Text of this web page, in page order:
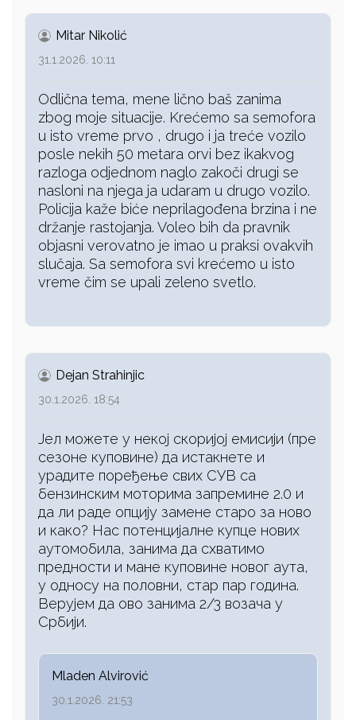
Mitar Nikolić
31.1.2026. 10:11
Odlična tema, mene lično baš zanima
zbog moje situacije. Krećemo sa semofora
u isto vreme prvo , drugo i ja treće vozilo
posle nekih 50 metara orvi bez ikakvog
razloga odjednom naglo zakoči drugi se
nasloni na njega ja udaram u drugo vozilo.
Policija kaže biće neprilagođena brzina i ne
držanje rastojanja. Voleo bih da pravnik
objasni verovatno je imao u praksi ovakvih
slučaja. Sa semofora svi krećemo u isto
vreme čim se upali zeleno svetlo.
Dejan Strahinjic
30.1.2026. 18:54
Јел можете у некој скоријој емисији (пре
сезоне куповине) да истакнете и
урадите поређење свих СУВ са
бензинским моторима запремине 2.0 и
да ли раде опцију замене старо за ново
и како? Нас потенцијалне купце нових
аутомобила, занима да схватимо
предности и мане куповине новог аута,
у односу на половни, стар пар година.
Верујем да ово занима 2/3 возача у
Србији.
Mladen Alvirović
30.1.2026. 21:53